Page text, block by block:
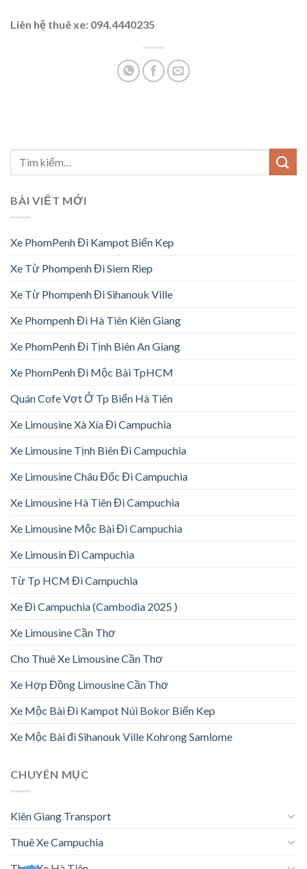
Liên hệ thuê xe: 094.4440235
BÀI VIẾT MỚI
Xe PhomPenh Đi Kampot Biển Kep
Xe Từ Phompenh Đi Siem Riep
Xe Từ Phompenh Đi Sihanouk Ville
Xe Phompenh Đi Hà Tiên Kiên Giang
Xe PhomPenh Đi Tịnh Biên An Giang
Xe PhomPenh Đi Mộc Bài TpHCM
Quán Cofe Vợt Ở Tp Biển Hà Tiên
Xe Limousine Xà Xía Đi Campuchia
Xe Limousine Tịnh Biên Đi Campuchia
Xe Limousine Châu Đốc Đi Campuchia
Xe Limousine Hà Tiên Đi Campuchia
Xe Limousine Mộc Bài Đi Campuchia
Xe Limousin Đi Campuchia
Từ Tp HCM Đi Campuchia
Xe Đi Campuchia (Cambodia 2025 )
Xe Limousine Cần Thơ
Cho Thuê Xe Limousine Cần Thơ
Xe Hợp Đồng Limousine Cần Thơ
Xe Mộc Bài Đi Kampot Núi Bokor Biển Kep
Xe Mộc Bài đi Sihanouk Ville Kohrong Samlome
CHUYÊN MỤC
Kiên Giang Transport
Thuê Xe Campuchia